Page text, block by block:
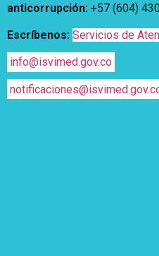
anticorrupción: +57 (604)
Escríbenos: Servicios de
info@isvimed.gov.co